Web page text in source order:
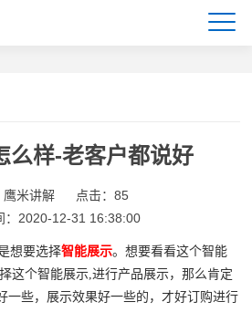
么样-老客户都说好
鹰米讲解
点击：85
：2020-12-31 16:38:00
想要选择智能展示。想要看看这个智能
这个智能展示,进行产品展示，那么肯定
一些，展示效果好一些的，才好订购进行